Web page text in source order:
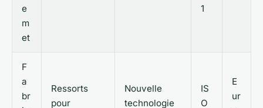
e
m
et
1
F
a
br
Ressorts
pour
Nouvelle
technologie
IS
O
E
ur